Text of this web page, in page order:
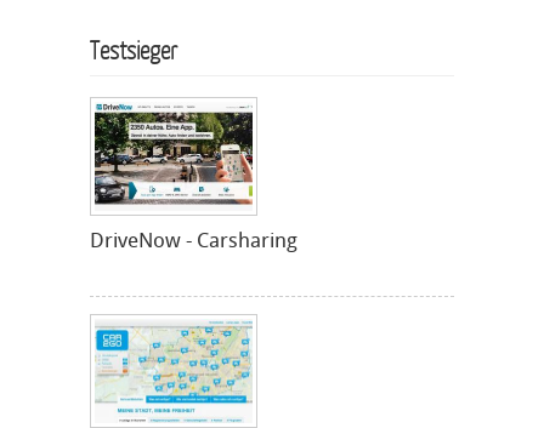
Testsieger
DriveNow - Carsharing